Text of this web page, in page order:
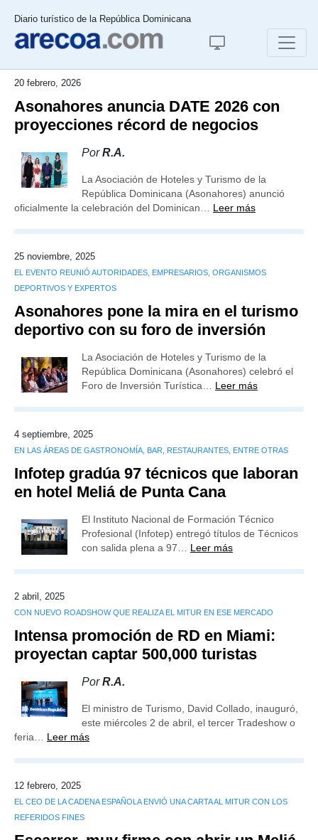
Diario turístico de la República Dominicana
20 febrero, 2026
Asonahores anuncia DATE 2026 con
proyecciones récord de negocios
PorR.A.
La Asociación de Hoteles y Turismo de la
República Dominicana (Asonahores) anunció
oficialmente la celebración del Dominican… Leer más
25 noviembre, 2025
EL EVENTO REUNIÓ AUTORIDADES, EMPRESARIOS, ORGANISMOS
DEPORTIVOS Y EXPERTOS
Asonahores pone la mira en el turismo
deportivo con su foro de inversión
La Asociación de Hoteles y Turismo de la
República Dominicana (Asonahores) celebró el
Foro de Inversión Turística… Leer más
4 septiembre, 2025
EN LAS ÁREAS DE GASTRONOMÍA, BAR, RESTAURANTES, ENTRE OTRAS
Infotep gradúa 97 técnicos que laboran
en hotel Meliá de Punta Cana
El Instituto Nacional de Formación Técnico
Profesional (Infotep) entregó títulos de Técnicos
con salida plena a 97… Leer más
2 abril, 2025
CON NUEVO ROADSHOW QUE REALIZA EL MITUR EN ESE MERCADO
Intensa promoción de RD en Miami:
proyectan captar 500,000 turistas
PorR.A.
El ministro de Turismo, David Collado, inauguró,
este miércoles 2 de abril, el tercer Tradeshow o
feria… Leer más
12 febrero, 2025
EL CEO DE LA CADENA ESPAÑOLA ENVIÓ UNA CARTA AL MITUR CON LOS
REFERIDOS FINES